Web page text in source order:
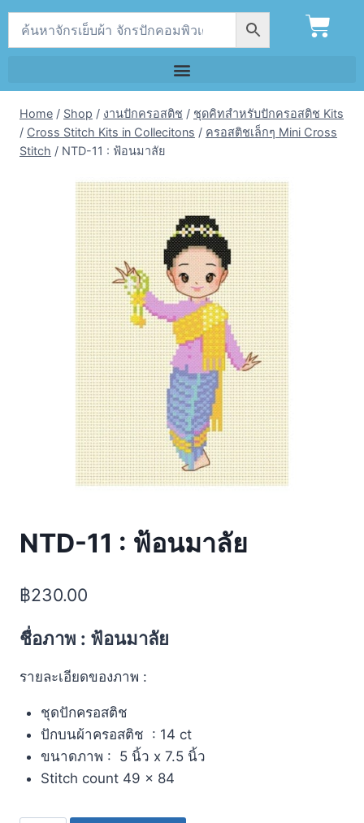
Home / Shop / งานปักครอสติช / ชุดคิทสำหรับปักครอสติช Kits
/ Cross Stitch Kits in Collecitons / ครอสติชเล็กๆ Mini Cross
Stitch / NTD-11 : ฟ้อนมาลัย
NTD-11 : ฟ้อนมาลัย
฿230.00
ชื่อภาพ : ฟ้อนมาลัย
รายละเอียดของภาพ :
ชุดปักครอสติช
ปักบนผ้าครอสติช : 14 ct
ขนาดภาพ : 5 นิ้ว x 7.5 นิ้ว
Stitch count 49 x 84